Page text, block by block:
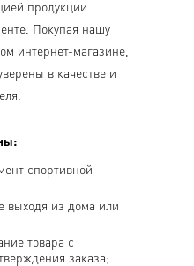
продукции
Покупая нашу
интернет-магазине,
в качестве и
спортивной
выходя из дома или
товара с
заказа;